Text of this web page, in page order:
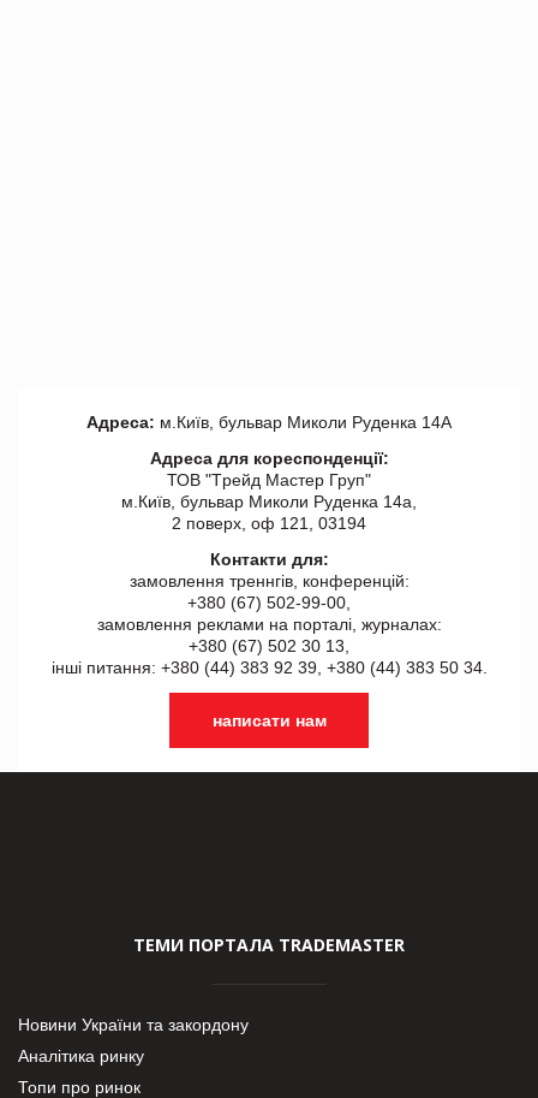
Адреса: м.Київ, бульвар Миколи Руденка 14А
Адреса для кореспонденції:
ТОВ "Tрейд Мастер Груп"
м.Київ, бульвар Миколи Руденка 14а,
2 поверх, оф 121, 03194
Контакти для:
замовлення треннгів, конференцій:
+380 (67) 502-99-00,
замовлення реклами на порталі, журналах:
+380 (67) 502 30 13,
інші питання: +380 (44) 383 92 39, +380 (44) 383 50 34.
написати нам
ТЕМИ ПОРТАЛА TRADEMASTER
Новини України та закордону
Аналітика ринку
Топи про ринок